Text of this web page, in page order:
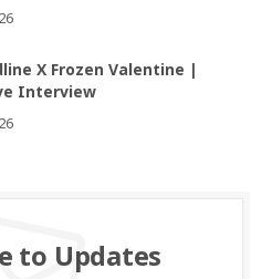
X Frozen Valentine |
Interview
to Updates